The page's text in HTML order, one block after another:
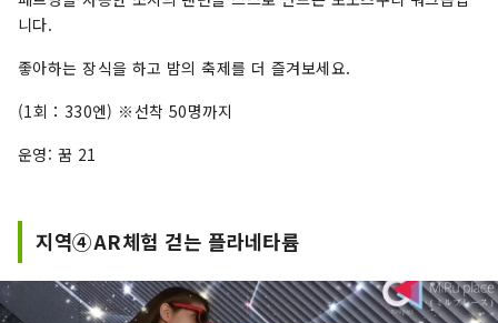
니다.
좋아하는 장식을 하고 밤의 축제를 더 즐겨보세요.​
(1회：330엔) ※선착 50명까지
운영: 꿈 21
지역④AR체험 걷는 플라네타륨